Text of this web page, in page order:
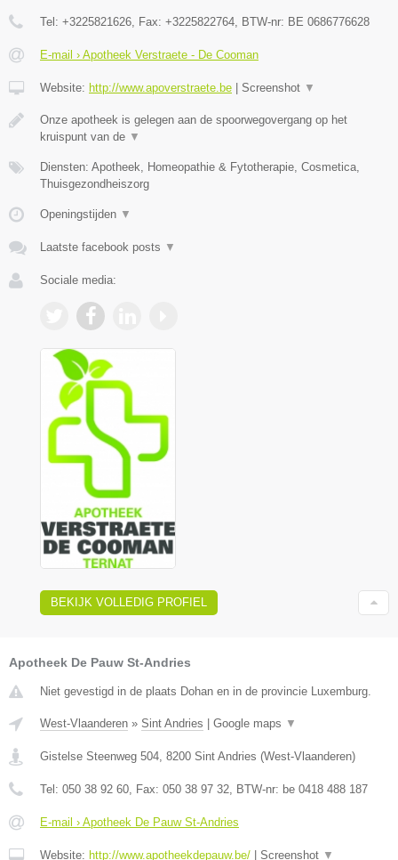
Tel: +3225821626 , Fax: +3225822764 , BTW-nr: BE 0686776628
E-mail › Apotheek Verstraete - De Cooman
Website: http://www.apoverstraete.be | Screenshot ▼
Onze apotheek is gelegen aan de spoorwegovergang op het
kruispunt van de ▼
Diensten: Apotheek, Homeopathie & Fytotherapie, Cosmetica,
Thuisgezondheiszorg
Openingstijden ▼
Laatste facebook posts ▼
Sociale media:
BEKIJK VOLLEDIG PROFIEL
Apotheek De Pauw St-Andries
Niet gevestigd in de plaats Dohan en in de provincie Luxemburg.
West-Vlaanderen » Sint Andries Google maps ▼
Gistelse Steenweg 504, 8200 Sint Andries (West-Vlaanderen)
Tel: 050 38 92 60, Fax: 050 38 97 32, BTW-nr: be 0418 488 187
E-mail › Apotheek De Pauw St-Andries
Website: http://www.apotheekdepauw.be/ Screenshot ▼